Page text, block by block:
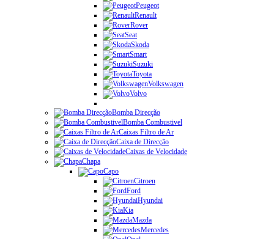
Peugeot
Renault
Rover
Seat
Skoda
Smart
Suzuki
Toyota
Volkswagen
Volvo
Bomba Direcção
Bomba Combustivel
Caixas Filtro de Ar
Caixa de Direcção
Caixas de Velocidade
Chapa
Capo
Citroen
Ford
Hyundai
Kia
Mazda
Mercedes